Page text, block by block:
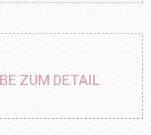
ZUM DETAIL